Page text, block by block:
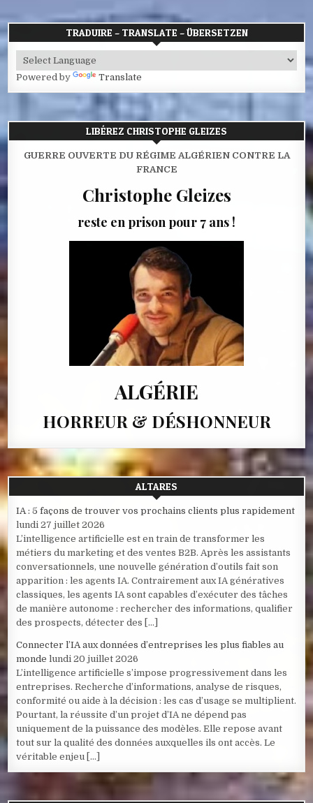
TRADUIRE – TRANSLATE – ÜBERSETZEN
Powered by Translate
LIBÉREZ CHRISTOPHE GLEIZES
GUERRE OUVERTE DU RÉGIME ALGÉRIEN CONTRE LA
FRANCE
Christophe Gleizes
reste en prison pour 7 ans !
ALGÉRIE
HORREUR & DÉSHONNEUR
ALTARES
IA : 5 façons de trouver vos prochains clients plus rapidement
lundi 27 juillet 2026
L’intelligence artificielle est en train de transformer les
métiers du marketing et des ventes B2B. Après les assistants
conversationnels, une nouvelle génération d’outils fait son
apparition : les agents IA. Contrairement aux IA génératives
classiques, les agents IA sont capables d’exécuter des tâches
de manière autonome : rechercher des informations, qualifier
des prospects, détecter des […]
Connecter l’IA aux données d’entreprises les plus fiables au
monde lundi 20 juillet 2026
L’intelligence artificielle s’impose progressivement dans les
entreprises. Recherche d’informations, analyse de risques,
conformité ou aide à la décision : les cas d’usage se multiplient.
Pourtant, la réussite d’un projet d’IA ne dépend pas
uniquement de la puissance des modèles. Elle repose avant
tout sur la qualité des données auxquelles ils ont accès. Le
véritable enjeu […]